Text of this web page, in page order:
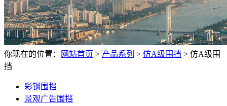
你现在的位置： 网站首页 > 产品系列 > 仿A级围挡 > 仿A级围
挡
彩钢围挡
景观广告围挡